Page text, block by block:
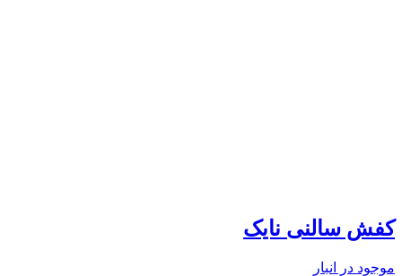
کفش سالنی نایک
موجود در انبار